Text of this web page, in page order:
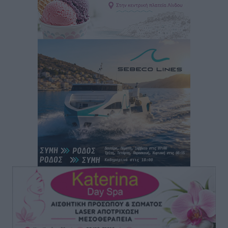
“Η Ευρώπη αντιμετώπιζε το προσφυγικό σαν ταινία
τρόμου” – Η συγκλονιστική μαρτυρία της Χαρούλας
Γιασιράνη στον RV για τα γεγονότα που οδήγησαν στο
Σύμφωνο της Λέρου
Τοπικές Ειδήσεις • πριν 13 ώρες
Συναυλία με τον Γιάννη Κότσιρα στις 21 Αυγούστου
Πολιτιστικά• πριν 13 ώρες
Έκτακτη συνεδρίαση της Δημοτικής Επιτροπής Ρόδου
αύριο Παρασκευή 7 Αυγούστου
Τοπικές Ειδήσεις• πριν 13 ώρες
ΑΕΡΑ: Δεν σταματάει να ενισχύεται, νέο απόκτημα ο
Μητρόπουλος
Αθλητικά πριν 14 ώρες